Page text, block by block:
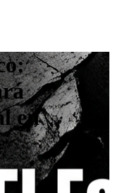
en